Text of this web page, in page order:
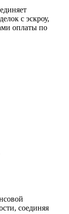
с эскроу,
оплаты по
соединяя